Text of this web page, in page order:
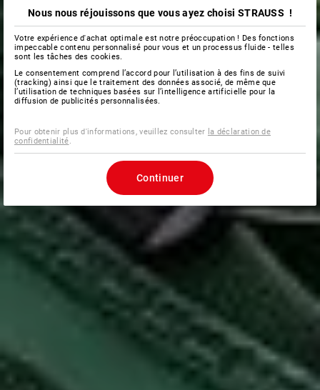
Nous nous réjouissons que vous ayez choisi STRAUSS !
Votre expérience d'achat optimale est notre préoccupation ! Des fonctions
impeccable contenu personnalisé pour vous et un processus fluide - telles
sont les tâches des cookies.
Le consentement comprend l’accord pour l’utilisation à des fins de suivi
(tracking) ainsi que le traitement des données associé, de même que
l’utilisation de techniques basées sur l’intelligence artificielle pour la
diffusion de publicités personnalisées.
Pour obtenir plus d'informations, veuillez consulter la déclaration de
confidentialité
Continuer